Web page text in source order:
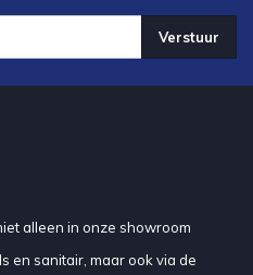
Verstuur
alleen in onze showroom
en sanitair, maar ook via de